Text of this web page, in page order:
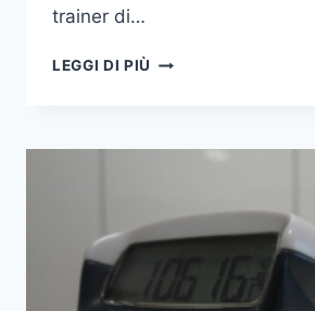
trainer di…
LEGGI DI PIÙ LA
VENICE